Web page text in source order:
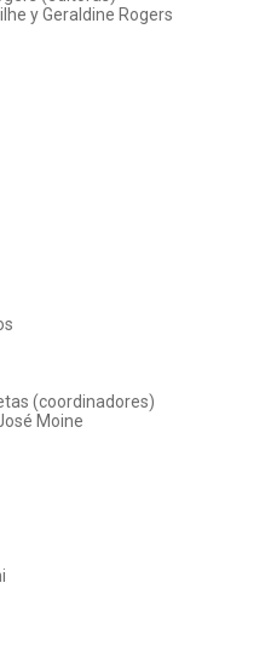
y Geraldine Rogers
(coordinadores)
Moine